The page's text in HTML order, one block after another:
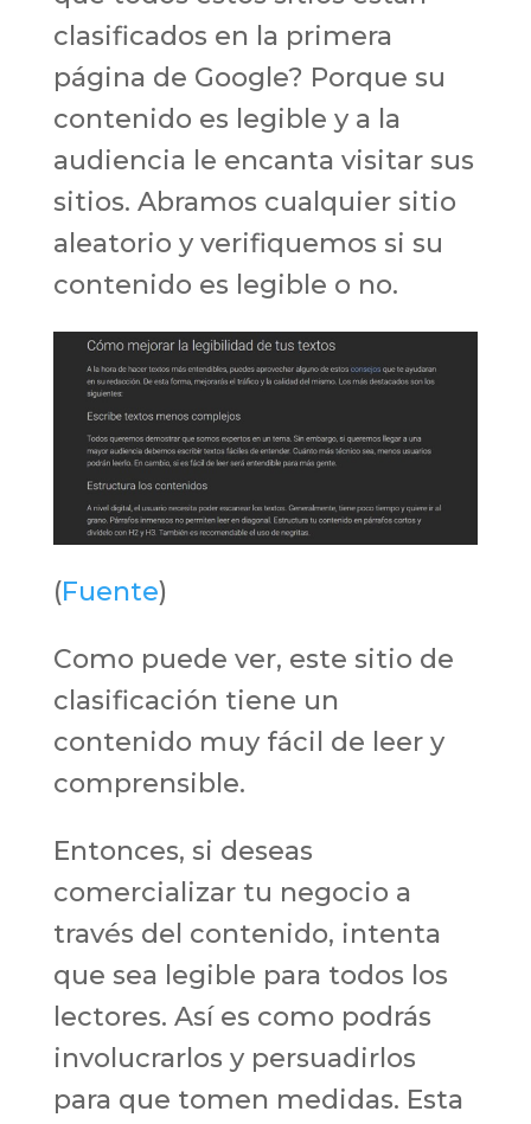
clasificados en la primera
página de Google? Porque su
contenido es legible y a la
audiencia le encanta visitar sus
sitios. Abramos cualquier sitio
aleatorio y verifiquemos si su
contenido es legible o no.
(Fuente)
Como puede ver, este sitio de
clasificación tiene un
contenido muy fácil de leer y
comprensible.
Entonces, si deseas
comercializar tu negocio a
través del contenido, intenta
que sea legible para todos los
lectores. Así es como podrás
involucrarlos y persuadirlos
para que tomen medidas. Esta